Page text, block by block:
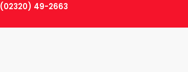
(02320) 49-2663